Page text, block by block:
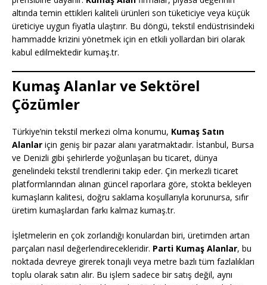
altında temin ettikleri kaliteli ürünleri son tüketiciye veya küçük
üreticiye uygun fiyatla ulaştırır. Bu döngü, tekstil endüstrisindeki
hammadde krizini yönetmek için en etkili yollardan biri olarak
kabul edilmektedir kumaş.tr.
Kumaş Alanlar ve Sektörel
Çözümler
Türkiye’nin tekstil merkezi olma konumu, Kumaş Satın
Alanlar için geniş bir pazar alanı yaratmaktadır. İstanbul, Bursa
ve Denizli gibi şehirlerde yoğunlaşan bu ticaret, dünya
genelindeki tekstil trendlerini takip eder. Çin merkezli ticaret
platformlarından alınan güncel raporlara göre, stokta bekleyen
kumaşların kalitesi, doğru saklama koşullarıyla korunursa, sıfır
üretim kumaşlardan farkı kalmaz kumaş.tr.
İşletmelerin en çok zorlandığı konulardan biri, üretimden artan
parçaları nasıl değerlendirecekleridir. Parti Kumaş Alanlar, bu
noktada devreye girerek tonajlı veya metre bazlı tüm fazlalıkları
toplu olarak satın alır. Bu işlem sadece bir satış değil, aynı